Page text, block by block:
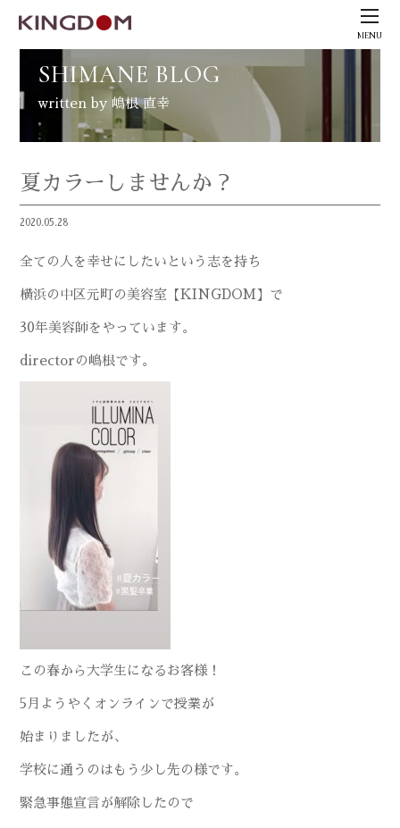
MENU
SHIMANE BLOG
written by 嶋根 直幸
夏カラーしませんか？
2020.05.28
全ての人を幸せにしたいという志を持ち
横浜の中区元町の美容室【 KINGDOM 】で
30年美容師をやっています。
directorの嶋根です。
この春から大学生になるお客様！
5月ようやくオンラインで授業が
始まりましたが、
学校に通うのはもう少し先の様です。
緊急事態宣言が解除したので